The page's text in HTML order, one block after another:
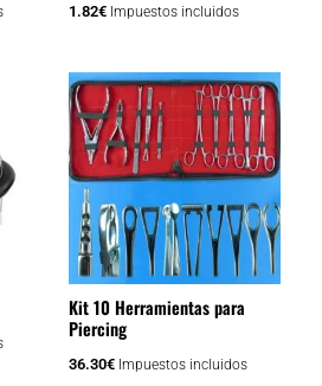
1.82€ Impuestos incluidos
Kit 10 Herramientas para
Piercing
36.30€ Impuestos incluidos